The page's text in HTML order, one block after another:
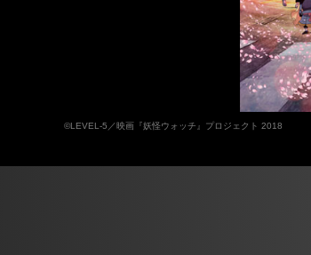
©LEVEL-5／映画『妖怪ウォッチ』プロジェクト 2018